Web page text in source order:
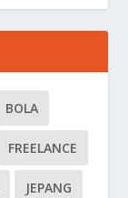
BOLA
FREELANCE
JEPANG